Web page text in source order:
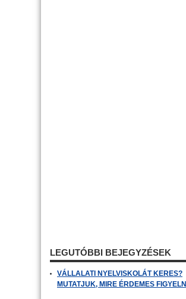
LEGUTÓBBI BEJEGYZÉSEK
VÁLLALATI NYELVISKOLÁT KERES?
MUTATJUK, MIRE ÉRDEMES FIGYELNI